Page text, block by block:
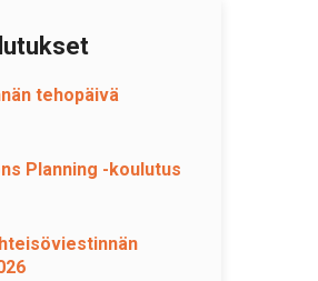
tehopäivä
Planning -koulutus